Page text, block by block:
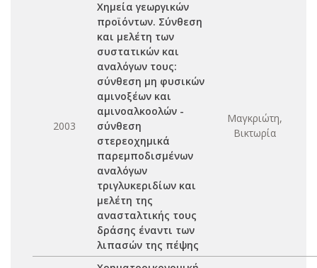
2003
Χημεία γεωργικών
προϊόντων. Σύνθεση
και μελέτη των
συστατικών και
αναλόγων τους:
σύνθεση μη φυσικών
αμινοξέων και
αμινοαλκοολών -
σύνθεση
στερεοχημικά
παρεμποδισμένων
αναλόγων
τριγλυκεριδίων και
μελέτη της
ανασταλτικής τους
δράσης έναντι των
λιπασών της πέψης
Μαγκριώτη,
Βικτωρία